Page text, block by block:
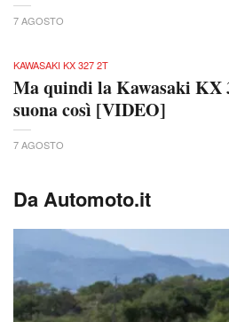
7 AGOSTO
KAWASAKI KX 327 2T
Ma quindi la Kawasaki KX
suona così [VIDEO]
7 AGOSTO
Da Automoto.it